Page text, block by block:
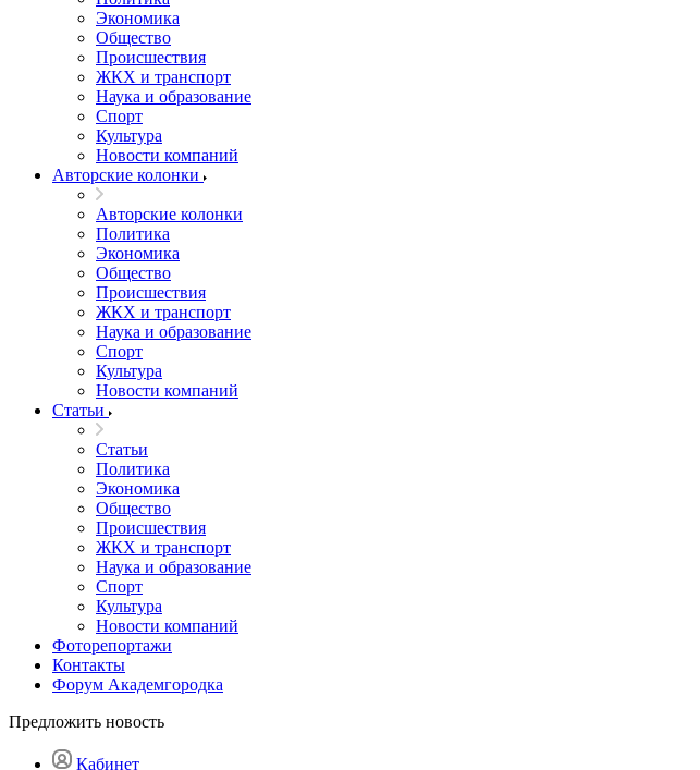
Экономика
Общество
Происшествия
ЖКХ и транспорт
Наука и образование
Спорт
Культура
Новости компаний
Авторские колонки
Авторские колонки
Политика
Экономика
Общество
Происшествия
ЖКХ и транспорт
Наука и образование
Спорт
Культура
Новости компаний
Статьи
Статьи
Политика
Экономика
Общество
Происшествия
ЖКХ и транспорт
Наука и образование
Спорт
Культура
Новости компаний
Фоторепортажи
Контакты
Форум Академгородка
Предложить новость
Кабинет